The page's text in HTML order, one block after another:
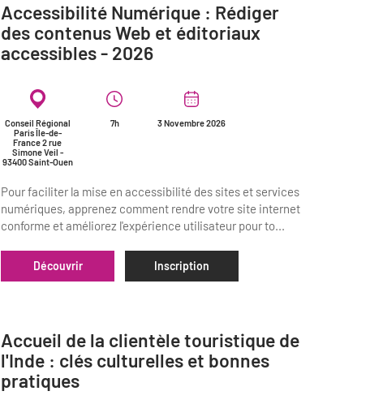
Accessibilité Numérique : Rédiger
des contenus Web et éditoriaux
accessibles - 2026
Conseil Régional
Paris Île-de-
France 2 rue
Simone Veil -
93400 Saint-Ouen
7h 3 Novembre 2026
Pour faciliter la mise en accessibilité des sites et services
numériques, apprenez comment rendre votre site internet
conforme et améliorez l'expérience utilisateur pour to...
Découvrir Inscription
Accueil de la clientèle touristique de
l'Inde : clés culturelles et bonnes
pratiques